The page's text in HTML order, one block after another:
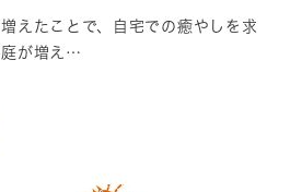
えたことで、自宅での癒やしを求
庭が増え…